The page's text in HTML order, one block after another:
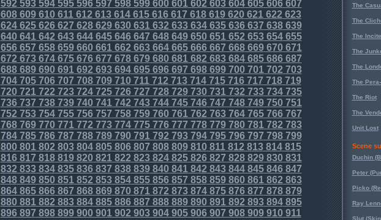
592 593594595596597 598599600601602 603604605606607
608609610611612 613614615616617 618619620621622 623
624625626627 628629630631632 633634635636637 638639
640641642 643644645646647 648649650651652 653654655
656657 658659660661662 663664665666667 668669670671
672 673674675676677 678679680681682 683684685686687
688689690691692 693694695696697 698699700701702 703
704705706707 708709710711712 713714715716717 718719
720721722 723724725726727 728729730731732 733734735
736737 738739740741742 743744745746747 748749750751
752 753754755756757 758759760761762 763764765766767
768769770771772 773774775776777 778779780781782 783
784785786787 788789790791792 793794795796797 798799
800801802 803804805806807 808809810811812 813814815
816817 818819820821822 823824825826827 828829830831
832 833834835836837 838839840841842 843844845846847
848849850851852 853854855856857 858859860861862 863
864865866867 868869870871872 873874875876877 878879
880881882 883884885886887 888889890891892 893894895
896897 898899900901902 903904905906907 908909910911
The
The
The
The
The
The
The Riot
The
Unit Lost
Scene
Duchin
Peter
Picko
Ray
Slut